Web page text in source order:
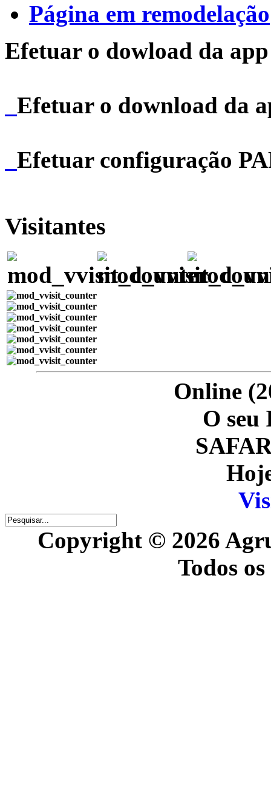
Página em remodelação
Efetuar o dowload da
Efetuar o download da
Efetuar configuração
Visitantes
Online
O seu
Copyright © 2026
Todos